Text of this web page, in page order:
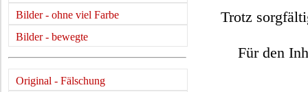
Bilder - ohne viel Farbe
Bilder - bewegte
Original - Fälschung
Trotz
Für den